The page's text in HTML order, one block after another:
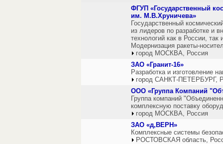
ФГУП «Государственный
им. М.В.Хруничева»
Государственный
из лидеров по разработке и
технологий как в России,
Модернизация ракеты-
город МОСКВА, Россия
ЗАО «Гранит-16»
Разработка и изготовление
город САНКТ-ПЕТЕРБУРГ,
ООО «Группа Компаний
Группа компаний
комплексную поставку
город МОСКВА, Россия
ЗАО «д,ВЕРН»
Комплексные системы
РОСТОВСКАЯ область,